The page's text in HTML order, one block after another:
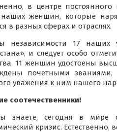
в центре
наших женщин, которые
в разных сферах и отраслях.
независимости 17 наших
и следует особо
11 женщин удостоены
почетными званиями,
уважения к ним нашего
соотечественники!
знаете, сегодня в мире
кризис. Естественно,